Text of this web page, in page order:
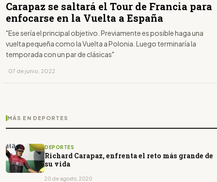
Carapaz se saltará el Tour de Francia para
enfocarse en la Vuelta a España
"Ese sería el principal objetivo. Previamente es posible haga una
vuelta pequeña como la Vuelta a Polonia. Luego terminaría la
temporada con un par de clásicas"
· 07 de junio, 2022
MÁS EN DEPORTES
DEPORTES
Richard Carapaz, enfrenta el reto más grande de
su vida
20 de agosto, 2020